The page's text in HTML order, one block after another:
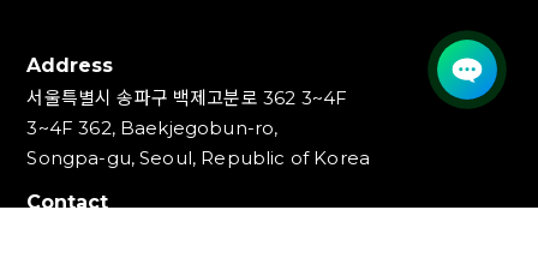
Address
서울특별시 송파구 백제고분로 362 3~4F
3~4F 362, Baekjegobun-ro,
Songpa-gu, Seoul, Republic of Korea
Contact